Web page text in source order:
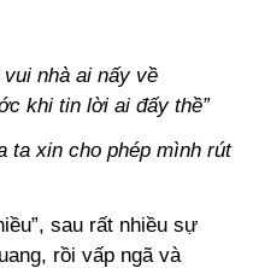
nhà ai nấy về
khi tin lời ai đấy thề”
ta xin cho phép mình rút
sau rất nhiều sự
rồi vấp ngã và